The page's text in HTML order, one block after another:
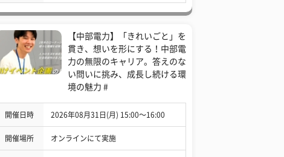
【中部電力】「きれいごと」を
貫き、想いを形にする！中部電
力の無限のキャリア。答えのな
い問いに挑み、成長し続ける環
境の魅力 #
開催日時 2026年08月31日(月) 15:00〜16:00
開催場所 オンラインにて実施